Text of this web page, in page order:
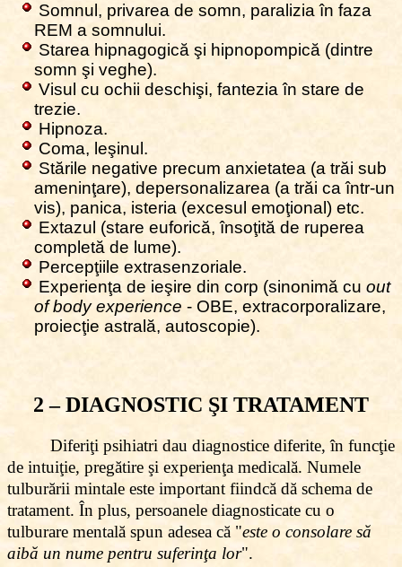
Somnul, privarea de somn, paralizia în faza
REM a somnului.
Starea hipnagogică şi hipnopompică (dintre
somn şi veghe).
Visul cu ochii deschişi, fantezia în stare de
trezie.
Hipnoza.
Coma, leşinul.
Stările negative precum anxietatea (a trăi sub
ameninţare), depersonalizarea (a trăi ca într-un
vis), panica, isteria (excesul emoţional) etc.
Extazul (stare euforică, însoţită de ruperea
completă de lume).
Percepţiile extrasenzoriale.
Experienţa de ieşire din corp (sinonimă cu out
of body experience - OBE, extracorporalizare,
proiecţie astrală, autoscopie).
2 – DIAGNOSTIC ŞI TRATAMENT
Diferiţi psihiatri dau diagnostice diferite, în funcţie
de intuiţie, pregătire şi experienţa medicală. Numele
tulburării mintale este important fiindcă dă schema de
tratament. În plus, persoanele diagnosticate cu o
tulburare mentală spun adesea că "este o consolare să
aibă un nume pentru suferinţa lor".